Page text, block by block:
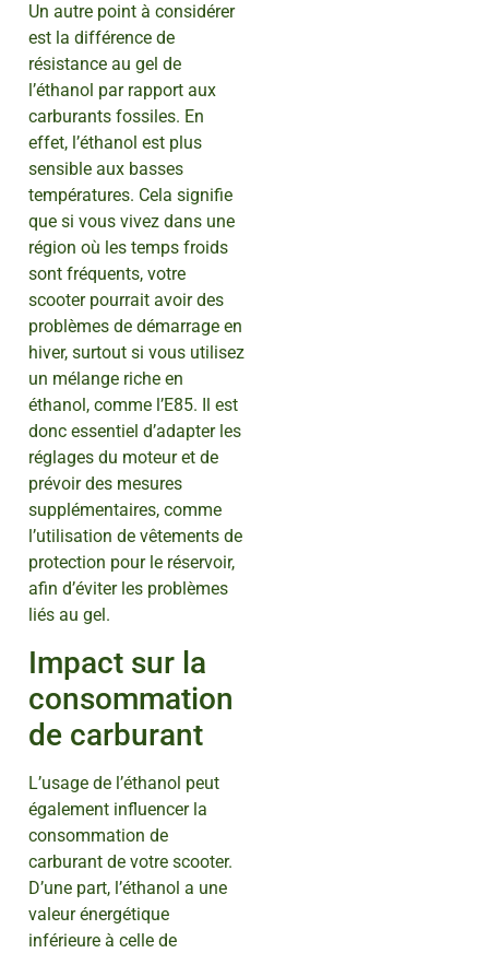
Un autre point à considérer
est la différence de
résistance au gel de
l’éthanol par rapport aux
carburants fossiles. En
effet, l’éthanol est plus
sensible aux basses
températures. Cela signifie
que si vous vivez dans une
région où les temps froids
sont fréquents, votre
scooter pourrait avoir des
problèmes de démarrage en
hiver, surtout si vous utilisez
un mélange riche en
éthanol, comme l’E85. Il est
donc essentiel d’adapter les
réglages du moteur et de
prévoir des mesures
supplémentaires, comme
l’utilisation de vêtements de
protection pour le réservoir,
afin d’éviter les problèmes
liés au gel.
Impact sur la
consommation
de carburant
L’usage de l’éthanol peut
également influencer la
consommation de
carburant de votre scooter.
D’une part, l’éthanol a une
valeur énergétique
inférieure à celle de